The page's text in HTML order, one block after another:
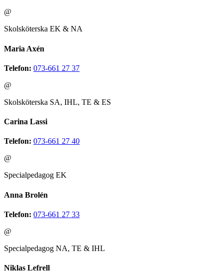
@
Skolsköterska EK & NA
Maria Axén
Telefon: 073-661 27 37
@
Skolsköterska SA, IHL, TE & ES
Carina Lassi
Telefon: 073-661 27 40
@
Specialpedagog EK
Anna Brolén
Telefon: 073-661 27 33
@
Specialpedagog NA, TE & IHL
Niklas Lefrell